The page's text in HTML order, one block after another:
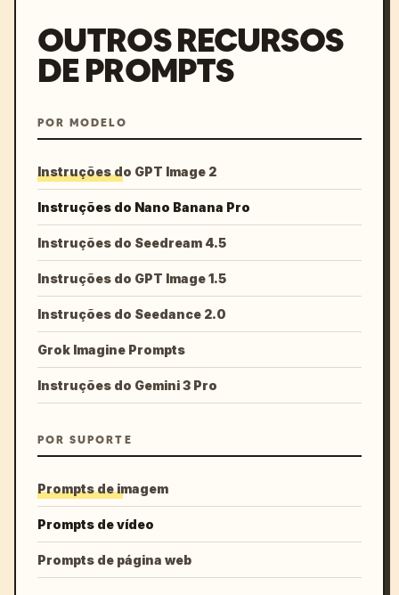
OUTROS RECURSOS
DE PROMPTS
POR MODELO
Instruções do GPT Image 2
Instruções do Nano Banana Pro
Instruções do Seedream 4.5
Instruções do GPT Image 1.5
Instruções do Seedance 2.0
Grok Imagine Prompts
Instruções do Gemini 3 Pro
POR SUPORTE
Prompts de imagem
Prompts de vídeo
Prompts de página web